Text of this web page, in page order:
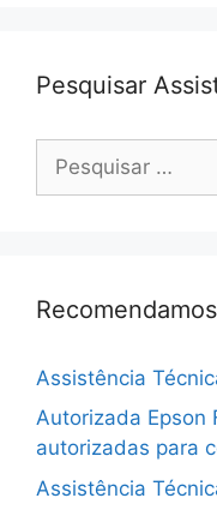
Pesquisar
por:
Assistência
Autorizada Epson
autorizadas para
Assistência